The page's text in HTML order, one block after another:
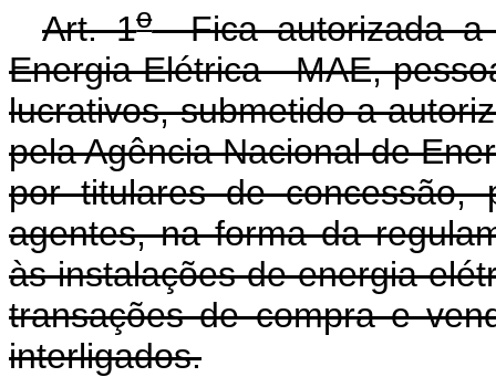
Art. 1oFica autorizada a
Energia Elétrica - MAE,
lucrativos, submetido a
pela Agência Nacional de
por titulares de concessão,
agentes, na forma da
às instalações de energia
transações de compra e
interligados.